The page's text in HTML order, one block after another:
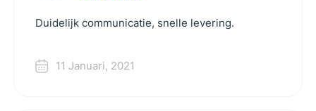
Duidelijk communicatie, snelle levering.
11 Januari, 2021